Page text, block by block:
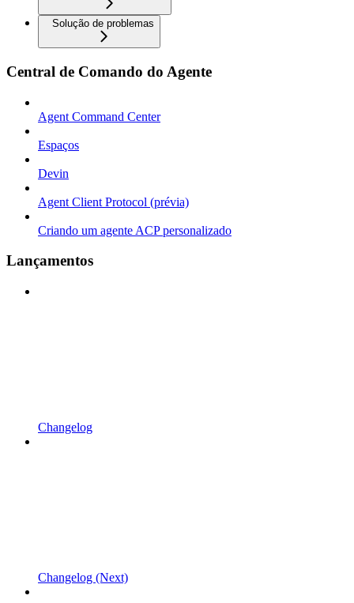
Solução de problemas
Central de Comando do Agente
Agent Command Center
Espaços
Devin
Agent Client Protocol (prévia)
Criando um agente ACP personalizado
Lançamentos
Changelog
Changelog (Next)